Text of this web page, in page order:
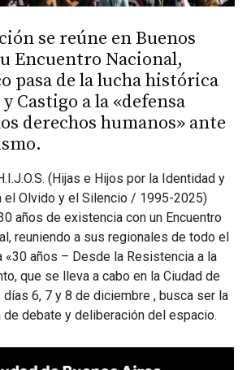
se reúne en Buenos
Encuentro Nacional,
pasa de la lucha histórica
Castigo a la «defensa
derechos humanos» ante
(Hijas e Hijos por la Identidad y
el Olvido y el Silencio / 1995-2025)
años de existencia con un Encuentro
reuniendo a sus regionales de todo el
«30 años – Desde la Resistencia a la
que se lleva a cabo en la Ciudad de
6, 7 y 8 de diciembre , busca ser la
de debate y deliberación del espacio.